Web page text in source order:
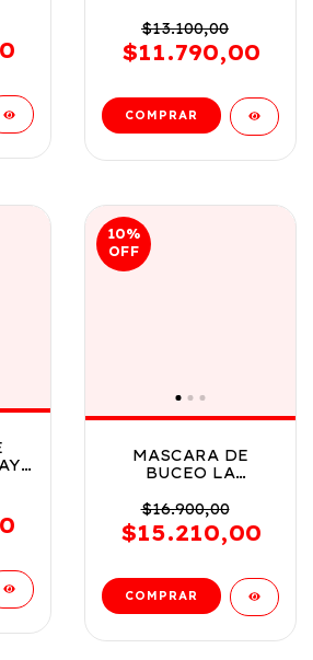
VR2 22064
DINOSAURIO
$13.100,00
$11.790,00
10%
OFF
MASCARA DE
BUCEO LA
COD 7526 - 9103D
$16.900,00
$15.210,00